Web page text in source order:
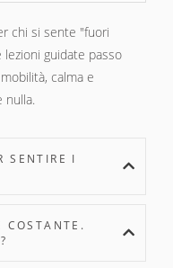
chi si sente "fuori
guidate passo
calma e
nulla.
SENTIRE I
COSTANTE.